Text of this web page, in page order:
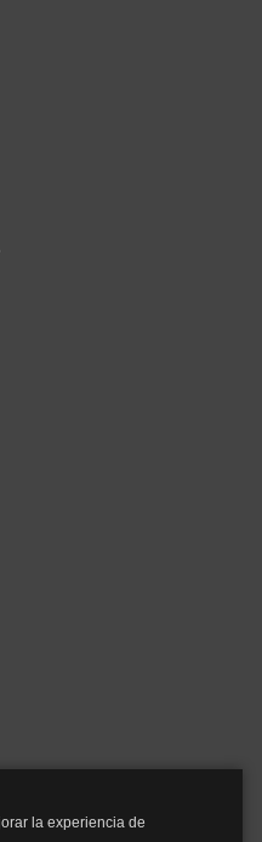
la experiencia de